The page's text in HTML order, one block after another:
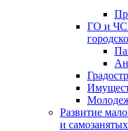
ГО и ЧС
Развитие
и